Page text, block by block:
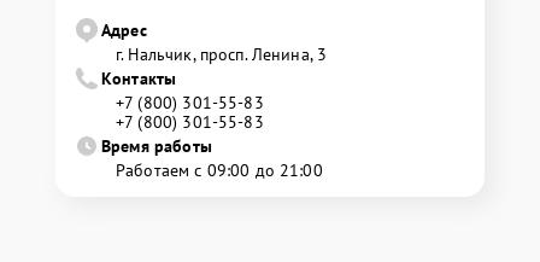
Адрес
г. Нальчик, просп. Ленина, 3
Контакты
+7 (800) 301-55-83
+7 (800) 301-55-83
Время работы
Работаем с 09:00 до 21:00